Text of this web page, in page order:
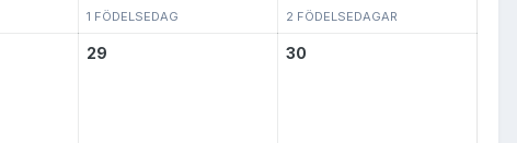
1 FÖDELSEDAG 2 FÖDELSEDAGAR
29 30